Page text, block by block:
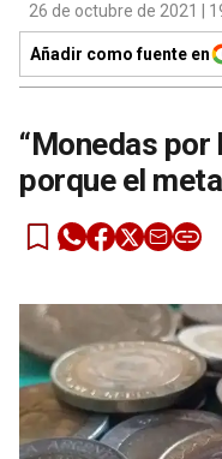
26 de octubre de 2021 |
Añadir como fuente en
“Monedas por
porque el